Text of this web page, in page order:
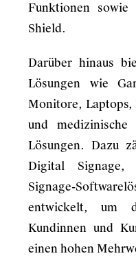
Funktionen sowie
Shield.
Darüber hinaus
Lösungen wie
Monitore, Laptops,
und medizinische
Lösungen. Dazu
Digital Signage,
Signage-
entwickelt, um
Kundinnen und
einen hohen